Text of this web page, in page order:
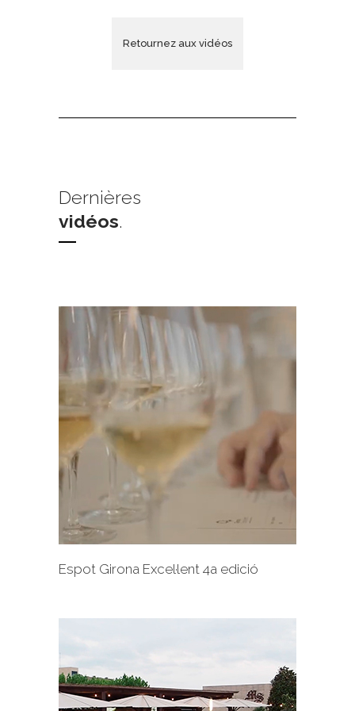
Retournez aux vidéos
Dernières
vidéos.
+
Espot Girona Excel·lent 4a edició